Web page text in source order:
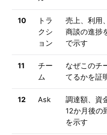
10
トラ
クシ
ョン
売上、利用
商談の進捗
で示す
11
チー
ム
なぜこのチ
てるかを証
12 Ask
調達額、資
12か月後の
を示す